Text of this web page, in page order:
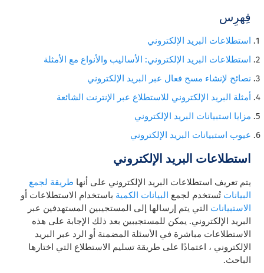
فِهرِس
استطلاعات البريد الإلكتروني
استطلاعات البريد الإلكتروني: الأساليب والأنواع مع الأمثلة
نصائح لإنشاء مسح فعال عبر البريد الإلكتروني
أمثلة البريد الإلكتروني للاستطلاع عبر الإنترنت الشائعة
مزايا استبيانات البريد الإلكتروني
عيوب استبيانات البريد الإلكتروني
استطلاعات البريد الإلكتروني
يتم تعريف استطلاعات البريد الإلكتروني على أنها طريقة لجمع
البيانات تُستخدم لجمع البيانات الكمية باستخدام الاستطلاعات أو
الاستبيانات التي يتم إرسالها إلى المستجيبين المستهدفين عبر
البريد الإلكتروني. يمكن للمستجيبين بعد ذلك الإجابة على هذه
الاستطلاعات مباشرة في الأسئلة المضمنة أو الرد عبر البريد
الإلكتروني ، اعتمادًا على طريقة تسليم الاستطلاع التي اختارها
الباحث.